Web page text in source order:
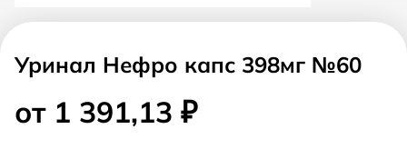
Уринал Нефро капс 398мг №60
от 1 391,13 ₽